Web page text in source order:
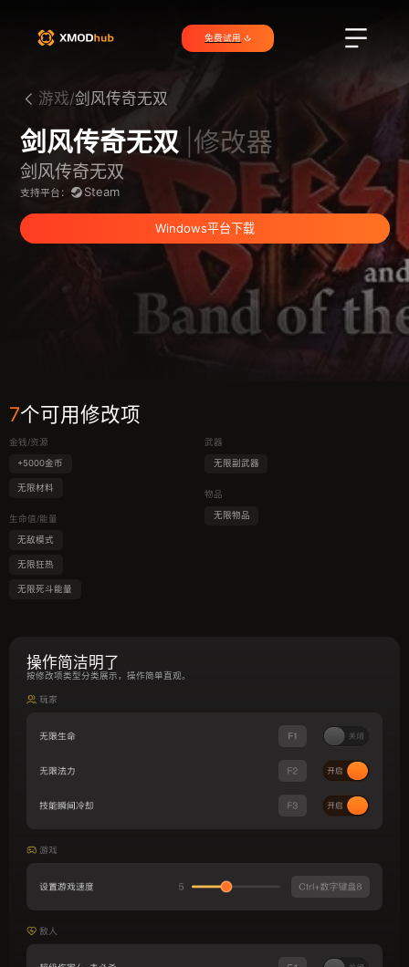
免费试用
游戏/剑风传奇无双
剑风传奇无双 |修改器
剑风传奇无双
支持平台： Steam
Windows平台下载
7个可用修改项
金钱/资源
+5000金币
无限材料
生命值/能量
无敌模式
无限狂热
无限死斗能量
武器
无限副武器
物品
无限物品
操作简洁明了
按修改项类型分类展示，操作简单直观。